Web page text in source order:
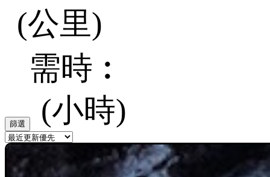
(公里)
需時︰
(小時)
篩選